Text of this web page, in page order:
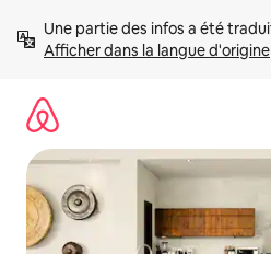
directement
Afficher dans la langue d'origine